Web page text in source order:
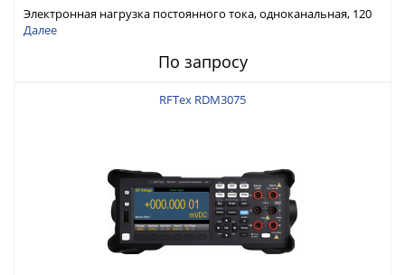
Электронная нагрузка постоянного тока, одноканальная, 120
В, 60 А, 300 Вт
Далее
По запросу
RFTex RDM3075